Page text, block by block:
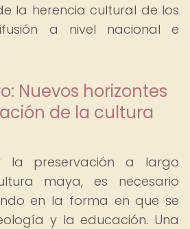
la herencia cultural de los
a nivel nacional e
Nuevos horizontes
de la cultura
la preservación a largo
maya, es necesario
en la forma en que se
y la educación. Una